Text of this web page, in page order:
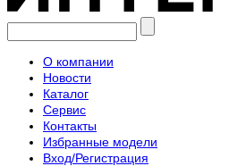
О компании
Новости
Каталог
Сервис
Контакты
Избранные модели
Вход/Регистрация